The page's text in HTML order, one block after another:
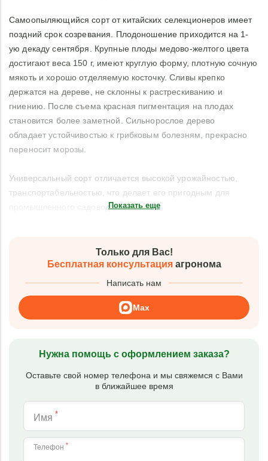
Самоопыляющийся сорт от китайских селекционеров имеет
поздний срок созревания. Плодоношение приходится на 1-
ую декаду сентября. Крупные плоды медово-желтого цвета
достигают веса 150 г, имеют круглую форму, плотную сочную
мякоть и хорошо отделяемую косточку. Сливы крепко
держатся на дереве, не склонны к растрескиванию и
гниению. После съема красная пигментация на плодах
становится более заметной. Сильнорослое дерево
обладает устойчивостью к грибковым болезням, прекрасно
переносит морозы.
Универсальный сорт отличается высокой урожайностью,
транспортабельностью, что делает его пригодным для
промышленного садоводства.Показать еще
Только для Вас!
Бесплатная консультацияагронома
Написать нам
Max
Нужна помощь с оформлением заказа?
Оставьте свой номер телефона и мы свяжемся с Вами
в ближайшее время
Имя *
Телефон *